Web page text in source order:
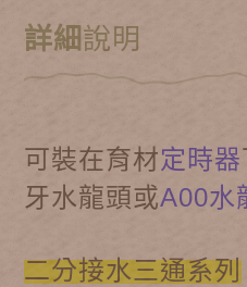
詳細說明
可裝在育材定時器
牙水龍頭或A00水
二分接水三通系列